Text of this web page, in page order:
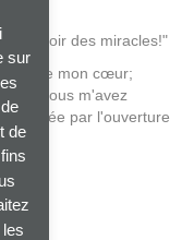
y avoir des miracles!"
de mon cœur;
que vous m'avez
marquée par l'ouverture
sur
de